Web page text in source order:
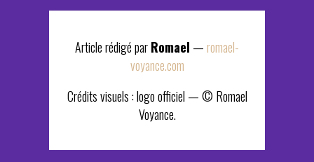
Article rédigé parRomael —romael-
voyance.com
Crédits visuels : logo officiel — © Romael
Voyance.